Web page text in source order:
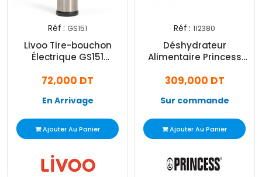
Réf : GS151
Livoo Tire-bouchon
Électrique GS151
72,000 DT
En Arrivage
Ajouter Au Panier
Réf : 112380
Déshydrateur
Alimentaire Princess
309,000 DT
Sur commande
Ajouter Au Panier